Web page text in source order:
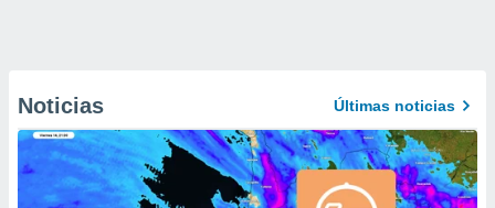
Noticias Últimas noticias